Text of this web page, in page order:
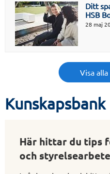
Ditt
HSB
28 maj
Visa
Kunskapsbank
Här hittar du tips
och styrelsearbete